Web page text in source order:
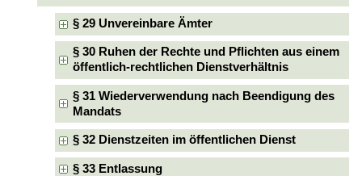
§ 29 Unvereinbare Ämter
§ 30 Ruhen der Rechte und Pflichten aus einem
öffentlich-rechtlichen Dienstverhältnis
§ 31 Wiederverwendung nach Beendigung des
Mandats
§ 32 Dienstzeiten im öffentlichen Dienst
§ 33 Entlassung